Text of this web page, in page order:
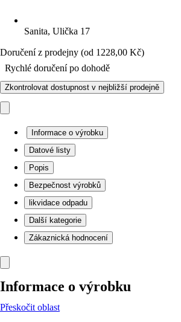
Sanita, Ulička 17
Doručení z prodejny (od 1228,00 Kč)
Rychlé doručení po dohodě
Zkontrolovat dostupnost v nejbližší prodejně
Informace o výrobku
Datové listy
Popis
Bezpečnost výrobků
likvidace odpadu
Další kategorie
Zákaznická hodnocení
Informace o výrobku
Přeskočit oblast